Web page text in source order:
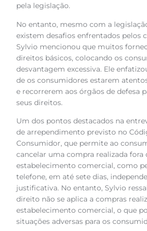
pela legislação.
No entanto, mesmo com a
existem desafios enfrentados pelos
Sylvio mencionou que muitos
direitos básicos, colocando os
desvantagem excessiva. Ele
de os consumidores estarem
e recorrerem aos órgãos de defesa
seus direitos.
Um dos pontos destacados na
de arrependimento previsto no
Consumidor, que permite ao
cancelar uma compra realizada fora
estabelecimento comercial, como
telefone, em até sete dias,
justificativa. No entanto, Sylvio
direito não se aplica a compras
estabelecimento comercial, o que
situações adversas para os